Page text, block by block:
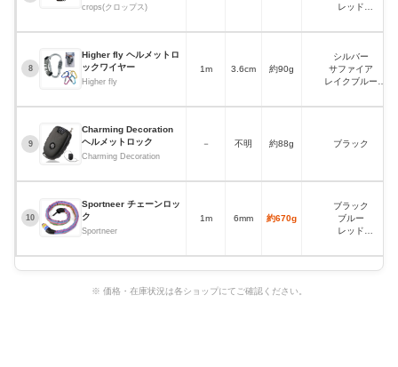
crops(クロップス)
レッド
ホワイト
8
Higher fly ヘルメットロ
ックワイヤー
Higher fly
1m 3.6cm 約90g
シルバー
サファイア
レイクブルー
ゴールド
9
Charming Decoration
ヘルメットロック
Charming Decoration
－ 不明 約88g ブラック
10
Sportneer チェーンロッ
ク
Sportneer
1m 6mm 約670g
ブラック
ブルー
レッド
グリーン
ホワイト×ブラック(反
※ 価格・在庫状況は各ショップにてご確認ください。